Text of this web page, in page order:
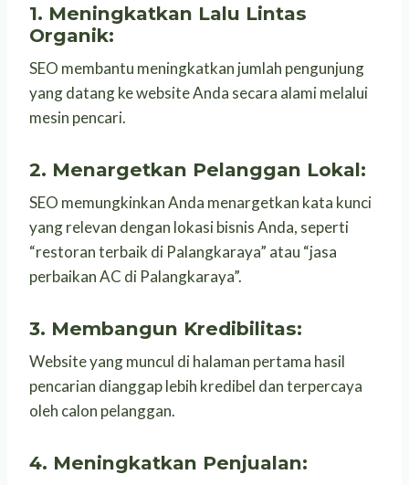
1. Meningkatkan Lalu Lintas
Organik:
SEO membantu meningkatkan jumlah pengunjung
yang datang ke website Anda secara alami melalui
mesin pencari.
2. Menargetkan Pelanggan Lokal:
SEO memungkinkan Anda menargetkan kata kunci
yang relevan dengan lokasi bisnis Anda, seperti
“restoran terbaik di Palangkaraya” atau “jasa
perbaikan AC di Palangkaraya”.
3. Membangun Kredibilitas:
Website yang muncul di halaman pertama hasil
pencarian dianggap lebih kredibel dan terpercaya
oleh calon pelanggan.
4. Meningkatkan Penjualan: